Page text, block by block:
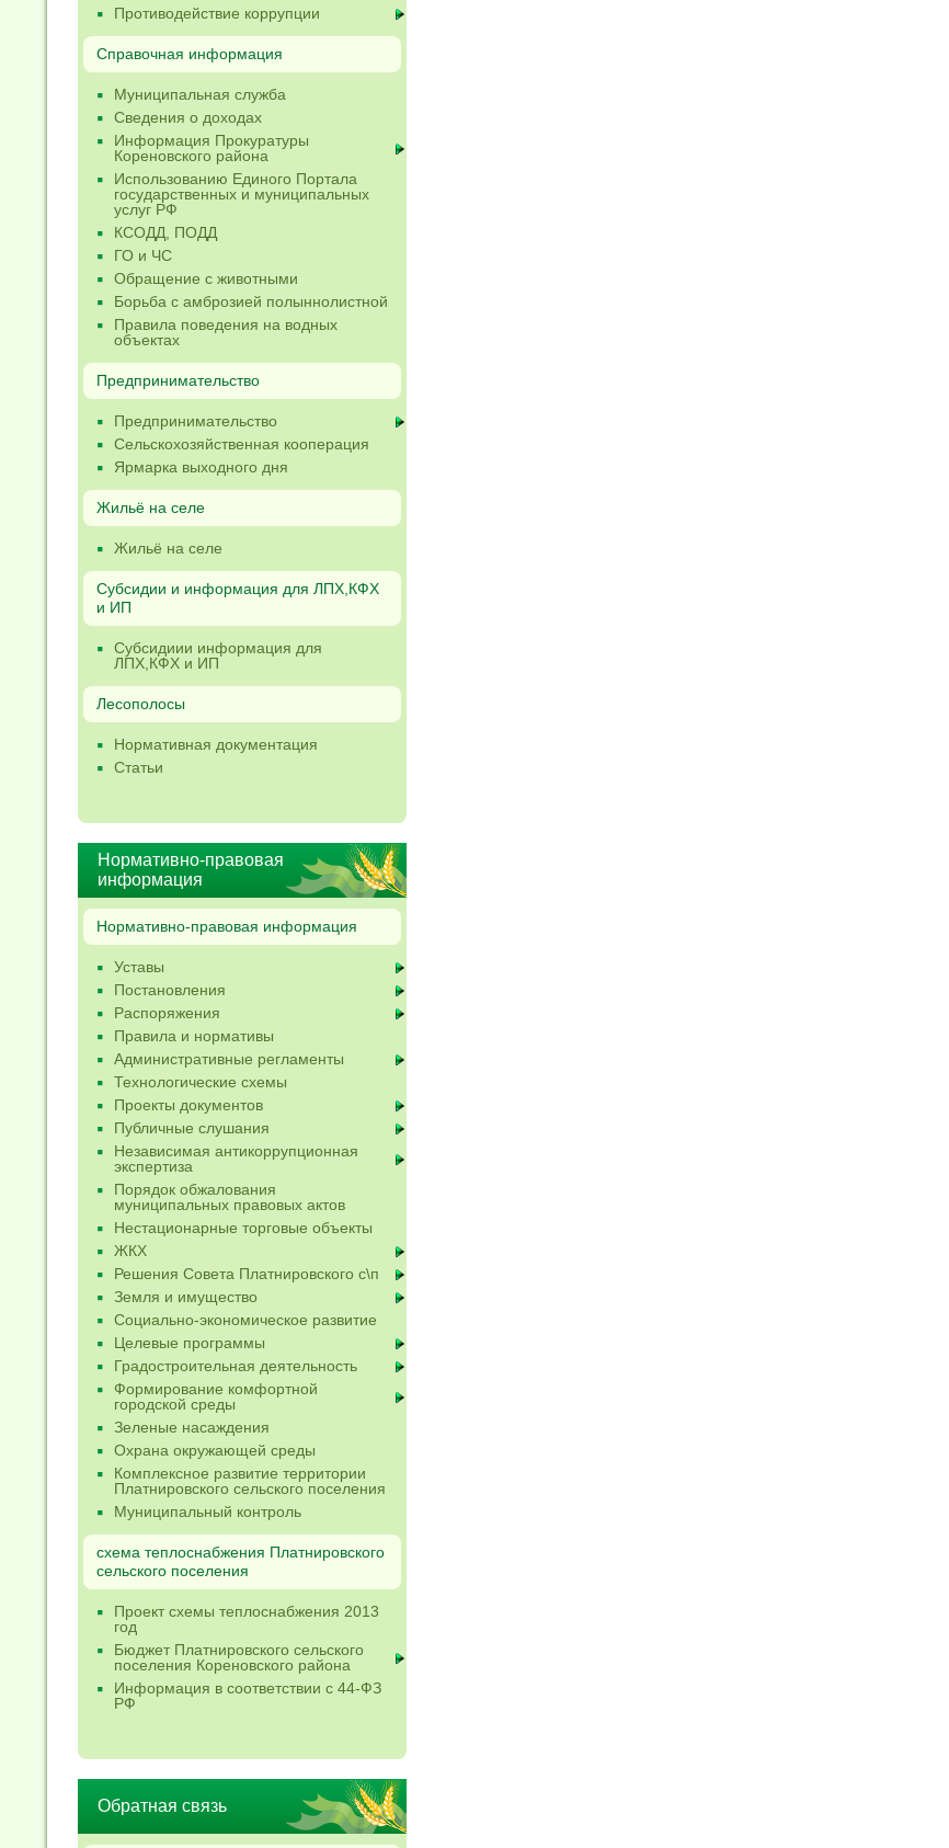
Противодействие коррупции
Справочная информация
Муниципальная служба
Сведения о доходах
Информация Прокуратуры
Кореновского района
Использованию Единого Портала
государственных и муниципальных
услуг РФ
КСОДД, ПОДД
ГО и ЧС
Обращение с животными
Борьба с амброзией полыннолистной
Правила поведения на водных
объектах
Предпринимательство
Предпринимательство
Сельскохозяйственная кооперация
Ярмарка выходного дня
Жильё на селе
Жильё на селе
Субсидии и информация для ЛПХ,КФХ
и ИП
Субсидиии информация для
ЛПХ,КФХ и ИП
Лесополосы
Нормативная документация
Статьи
Нормативно-правовая
информация
Нормативно-правовая информация
Уставы
Постановления
Распоряжения
Правила и нормативы
Административные регламенты
Технологические схемы
Проекты документов
Публичные слушания
Независимая антикоррупционная
экспертиза
Порядок обжалования
муниципальных правовых актов
Нестационарные торговые объекты
ЖКХ
Решения Совета Платнировского с\п
Земля и имущество
Социально-экономическое развитие
Целевые программы
Градостроительная деятельность
Формирование комфортной
городской среды
Зеленые насаждения
Охрана окружающей среды
Комплексное развитие территории
Платнировского сельского поселения
Муниципальный контроль
схема теплоснабжения Платнировского
сельского поселения
Проект схемы теплоснабжения 2013
год
Бюджет Платнировского сельского
поселения Кореновского района
Информация в соответствии с 44-ФЗ
РФ
Обратная связь